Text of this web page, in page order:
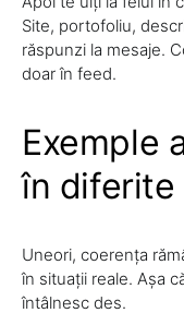
Site, portofoliu,
răspunzi la mesaje.
doar în feed.
Exemple
în diferite
Uneori, coerența
în situații reale. Așa
întâlnesc des.